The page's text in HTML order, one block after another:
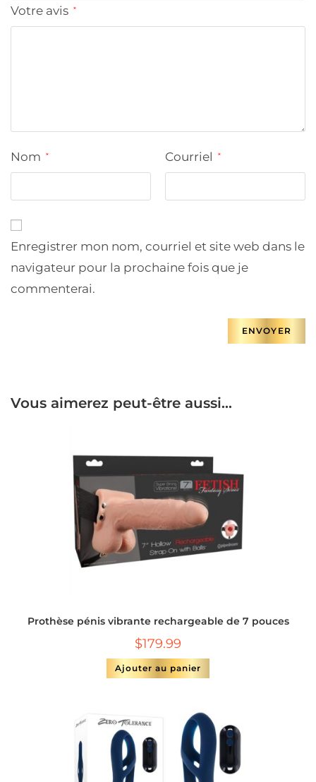
Votre avis *
Nom * Courriel *
Enregistrer mon nom, courriel et site web dans le
navigateur pour la prochaine fois que je
commenterai.
Vous aimerez peut-être aussi…
Prothèse pénis vibrante rechargeable de 7 pouces
$179.99
Ajouter au panier